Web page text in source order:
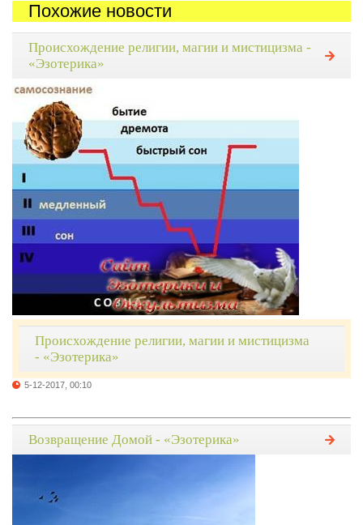
Похожие новости
Происхождение религии, магии и мистицизма -
«Эзотерика»
Происхождение религии, магии и мистицизма
- «Эзотерика»
5-12-2017, 00:10
Возвращение Домой - «Эзотерика»